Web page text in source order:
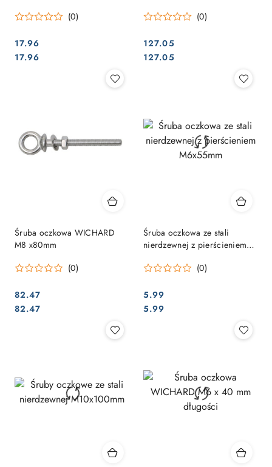
(0)
Cena:
17.96
Cena:
17.96
(0)
Cena:
127.05
Cena:
127.05
Śruba oczkowa WICHARD
M8 x80mm
(0)
Cena:
82.47
Cena:
82.47
Śruba oczkowa ze stali
nierdzewnej z pierścieniem
(0)
Cena:
5.99
Cena:
5.99